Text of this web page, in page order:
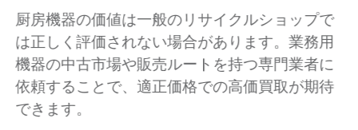
厨房機器の価値は一般のリサイクルショップで
は正しく評価されない場合があります。業務用
機器の中古市場や販売ルートを持つ専門業者に
依頼することで、適正価格での高価買取が期待
できます。